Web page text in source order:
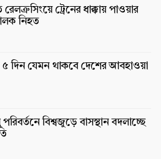
ট্রেনের ধাক্কায় পাওয়ার
নিহত
দিন যেমন থাকবে দেশের আবহাওয়া
বিশ্বজুড়ে বাসস্থান বদলাচ্ছে